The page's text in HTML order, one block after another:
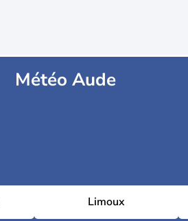
Météo Aude
Limoux